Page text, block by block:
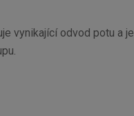
vynikající odvod potu a